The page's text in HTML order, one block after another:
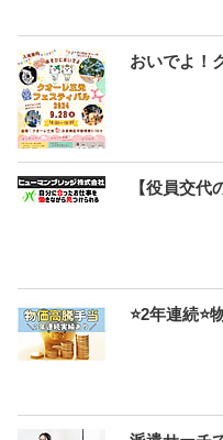
おいでよ！
【役員交代
⭐2年連続⭐